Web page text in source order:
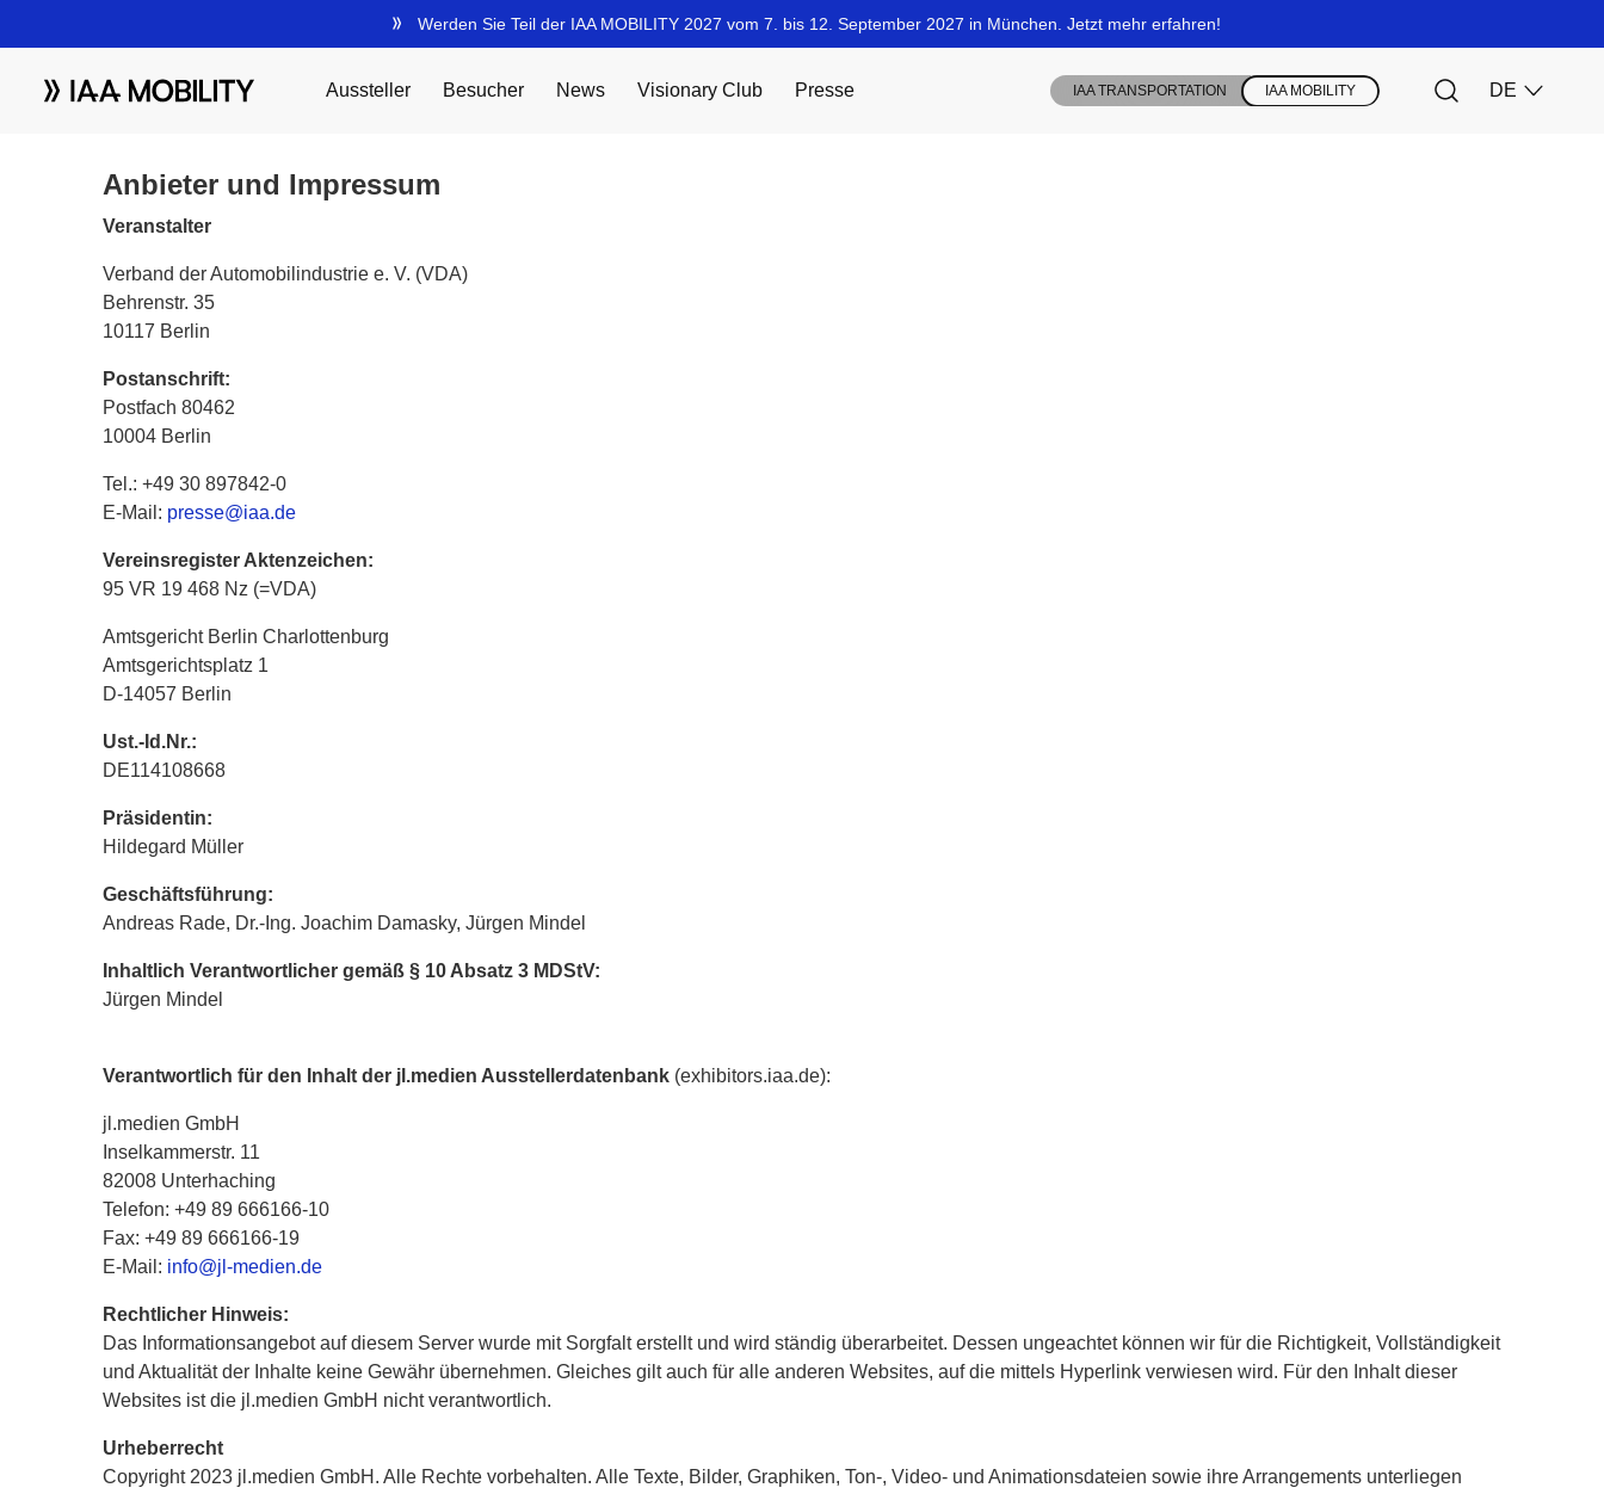
Anbieter und Impressum
Veranstalter
Verband der Automobilindustrie e. V. (VDA)
Behrenstr. 35
10117 Berlin
Postanschrift:
Postfach 80462
10004 Berlin
Tel.: +49 30 897842-0
E-Mail: presse@iaa.de
Vereinsregister Aktenzeichen:
95 VR 19 468 Nz (=VDA)
Amtsgericht Berlin Charlottenburg
Amtsgerichtsplatz 1
D-14057 Berlin
Ust.-Id.Nr.:
DE114108668
Präsidentin:
Hildegard Müller
Geschäftsführung:
Andreas Rade, Dr.-Ing. Joachim Damasky, Jürgen Mindel
Inhaltlich Verantwortlicher gemäß § 10 Absatz 3 MDStV:
Jürgen Mindel
Verantwortlich für den Inhalt der jl.medien Ausstellerdatenbank (exhibitors.iaa.de):
jl.medien GmbH
Inselkammerstr. 11
82008 Unterhaching
Telefon: +49 89 666166-10
Fax: +49 89 666166-19
E-Mail: info@jl-medien.de
Rechtlicher Hinweis:
Das Informationsangebot auf diesem Server wurde mit Sorgfalt erstellt und wird ständig überarbeitet. Dessen ungeachtet können wir für die Richtigkeit, Vollständigkeit
und Aktualität der Inhalte keine Gewähr übernehmen. Gleiches gilt auch für alle anderen Websites, auf die mittels Hyperlink verwiesen wird. Für den Inhalt dieser
Websites ist die jl.medien GmbH nicht verantwortlich.
Urheberrecht
Copyright 2023 jl.medien GmbH. Alle Rechte vorbehalten. Alle Texte, Bilder, Graphiken, Ton-, Video- und Animationsdateien sowie ihre Arrangements unterliegen